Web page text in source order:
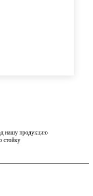
нашу продукцию
стойку